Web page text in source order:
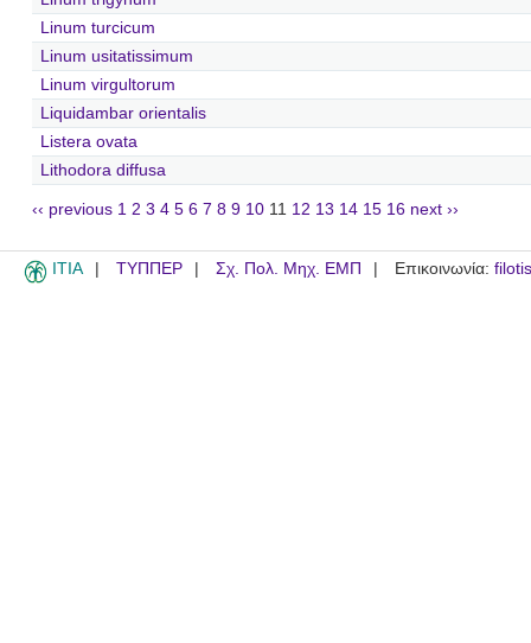
Linum turcicum
Linum usitatissimum
Linum virgultorum
Liquidambar orientalis
Listera ovata
Lithodora diffusa
‹‹ previous 1 2 3 4 5 6 7 8 9 10 11 12 13 14 15 16 next ››
ITIA ΤΥΠΠΕΡ Σχ. Πολ. Μηχ. ΕΜΠ Επικοινωνία: